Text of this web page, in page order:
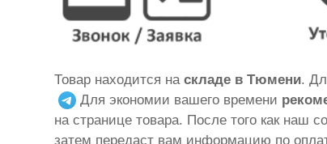
Товар находится наскладе в Тюмени.
Для экономии вашего времени
на странице товара. После того как наш
затем передаст вам информацию по